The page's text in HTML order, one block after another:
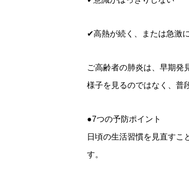
✔高熱が続く、または急激
ご高齢者の肺炎は、早期発
様子を見るのではなく、普
●7つの予防ポイント
日頃の生活習慣を見直すこ
す。